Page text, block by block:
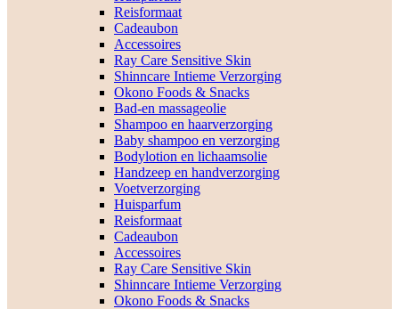
Reisformaat
Cadeaubon
Accessoires
Ray Care Sensitive Skin
Shinncare Intieme Verzorging
Okono Foods & Snacks
Bad-en massageolie
Shampoo en haarverzorging
Baby shampoo en verzorging
Bodylotion en lichaamsolie
Handzeep en handverzorging
Voetverzorging
Huisparfum
Reisformaat
Cadeaubon
Accessoires
Ray Care Sensitive Skin
Shinncare Intieme Verzorging
Okono Foods & Snacks